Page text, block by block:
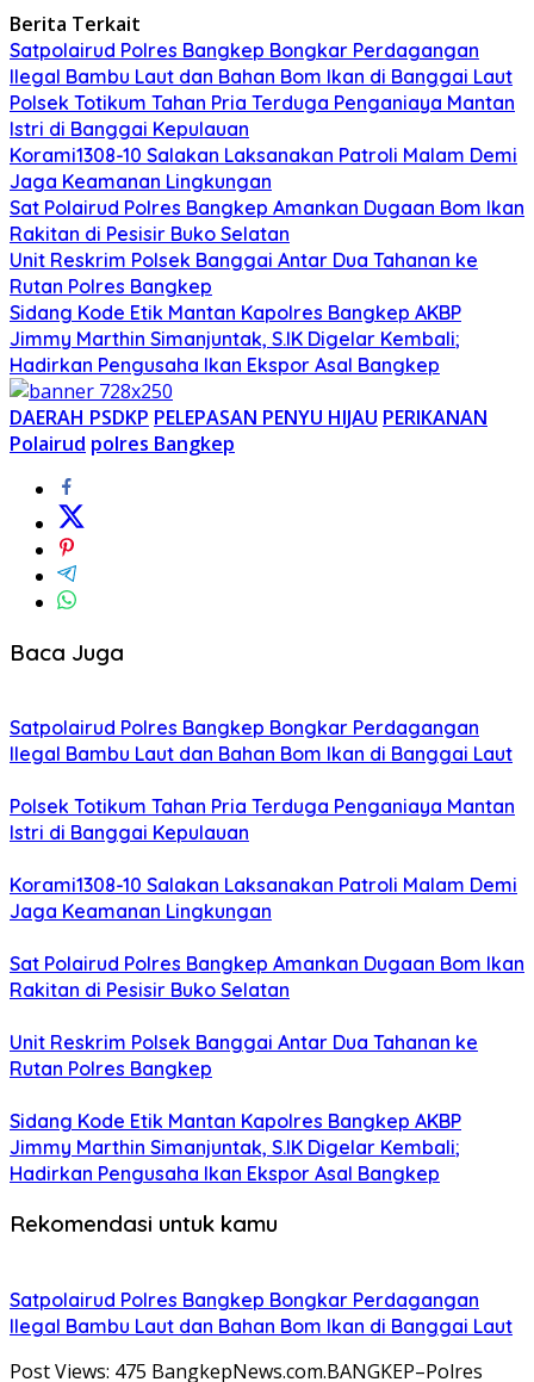
Berita Terkait
Satpolairud Polres Bangkep Bongkar Perdagangan
Ilegal Bambu Laut dan Bahan Bom Ikan di Banggai Laut
Polsek Totikum Tahan Pria Terduga Penganiaya Mantan
Istri di Banggai Kepulauan
Korami1308-10 Salakan Laksanakan Patroli Malam Demi
Jaga Keamanan Lingkungan
Sat Polairud Polres Bangkep Amankan Dugaan Bom Ikan
Rakitan di Pesisir Buko Selatan
Unit Reskrim Polsek Banggai Antar Dua Tahanan ke
Rutan Polres Bangkep
Sidang Kode Etik Mantan Kapolres Bangkep AKBP
Jimmy Marthin Simanjuntak, S.IK Digelar Kembali;
Hadirkan Pengusaha Ikan Ekspor Asal Bangkep
DAERAH PSDKP PELEPASAN PENYU HIJAU PERIKANAN
Polairud polres Bangkep
Baca Juga
Satpolairud Polres Bangkep Bongkar Perdagangan
Ilegal Bambu Laut dan Bahan Bom Ikan di Banggai Laut
Polsek Totikum Tahan Pria Terduga Penganiaya Mantan
Istri di Banggai Kepulauan
Korami1308-10 Salakan Laksanakan Patroli Malam Demi
Jaga Keamanan Lingkungan
Sat Polairud Polres Bangkep Amankan Dugaan Bom Ikan
Rakitan di Pesisir Buko Selatan
Unit Reskrim Polsek Banggai Antar Dua Tahanan ke
Rutan Polres Bangkep
Sidang Kode Etik Mantan Kapolres Bangkep AKBP
Jimmy Marthin Simanjuntak, S.IK Digelar Kembali;
Hadirkan Pengusaha Ikan Ekspor Asal Bangkep
Rekomendasi untuk kamu
Satpolairud Polres Bangkep Bongkar Perdagangan
Ilegal Bambu Laut dan Bahan Bom Ikan di Banggai Laut
Post Views: 475 BangkepNews.com.BANGKEP–Polres